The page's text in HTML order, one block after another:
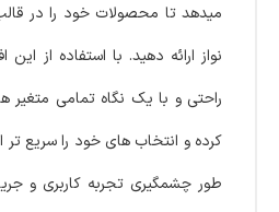
میدهد تا محصولات خود را در
نواز ارائه دهید. با استفاده از این
راحتی و با یک نگاه تمامی
کرده و انتخاب های خود را سریع تر
طور چشمگیری تجربه کاربری و